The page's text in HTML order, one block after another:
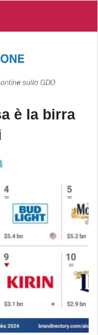
è la birra